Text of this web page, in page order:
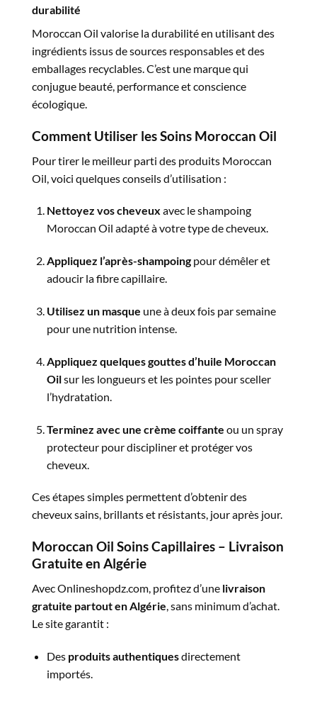
durabilité
Moroccan Oil valorise la durabilité en utilisant des
ingrédients issus de sources responsables et des
emballages recyclables. C’est une marque qui
conjugue beauté, performance et conscience
écologique.
Comment Utiliser les Soins Moroccan Oil
Pour tirer le meilleur parti des produits Moroccan
Oil, voici quelques conseils d’utilisation :
Nettoyez vos cheveux avec le shampoing
Moroccan Oil adapté à votre type de cheveux.
Appliquez l’après-shampoingpour démêler et
adoucir la fibre capillaire.
Utilisez un masque une à deux fois par semaine
pour une nutrition intense.
Appliquez quelques gouttes d’huile Moroccan
Oilsur les longueurs et les pointes pour sceller
l’hydratation.
Terminez avec une crème coiffante ou un spray
protecteur pour discipliner et protéger vos
cheveux.
Ces étapes simples permettent d’obtenir des
cheveux sains, brillants et résistants, jour après jour.
Moroccan Oil Soins Capillaires – Livraison
Gratuite en Algérie
Avec Onlineshopdz.com, profitez d’une livraison
gratuite partout en Algérie , sans minimum d’achat.
Le site garantit :
Des produits authentiquesdirectement
importés.